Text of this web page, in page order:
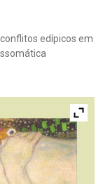
edípicos em